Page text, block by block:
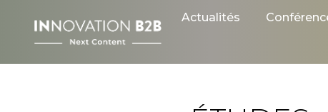
Actualités